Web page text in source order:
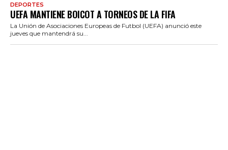
DEPORTES
UEFA MANTIENE BOICOT A TORNEOS DE LA FIFA
La Unión de Asociaciones Europeas de Futbol (UEFA) anunció este
jueves que mantendrá su...